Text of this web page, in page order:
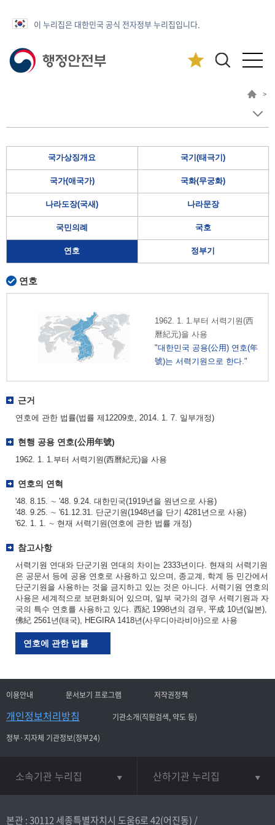
이 누리집은 대한민국 공식 전자정부 누리집입니다.
>
국가상징개요 국기(태극기)
국가(애국가) 국화(무궁화)
나라도장(국새) 나라문장
국민의례 국호
연호 정부기
연호
1962. 1. 1.부터 서력기원(西
曆紀元)을 사용
"대한민국 공용(公用) 연호(年
號)는 서력기원으로 한다."
근거
연호에 관한 법률(법률 제12209호, 2014. 1. 7. 일부개정)
현행 공용 연호(公用年號)
1962. 1. 1.부터 서력기원(西曆紀元)을 사용
연호의 연혁
'48. 8.15. ∼ '48. 9.24. 대한민국(1919년을 원년으로 사용)
'48. 9.25. ∼ '61.12.31. 단군기원(1948년을 단기 4281년으로 사용)
'62. 1. 1. ∼ 현재 서력기원(연호에 관한 법률 개정)
참고사항
서력기원 연대와 단군기원 연대의 차이는 2333년이다. 현재의 서력기원
은 공문서 등에 공용 연호로 사용하고 있으며, 종교계, 학계 등 민간에서
단군기원을 사용하는 것을 금지하고 있는 것은 아니다. 서력기원 연호의
사용은 세계적으로 보편화되어 있으며, 일부 국가의 경우 서력기원과 자
국의 특수 연호를 사용하고 있다. 西紀 1998년의 경우, 平成 10년(일본),
佛紀 2561년(태국), HEGIRA 1418년(사우디아라비아)으로 사용
연호에 관한 법률
이용안내 문서보기 프로그램 저작권정책
개인정보처리방침
기관소개(직원검색, 약도 등)
정부·지자체 기관정보(정부24)
소속기관 누리집 산하기관 누리집
본관 : 30112 세종특별자치시 도움6로 42(어진동) /